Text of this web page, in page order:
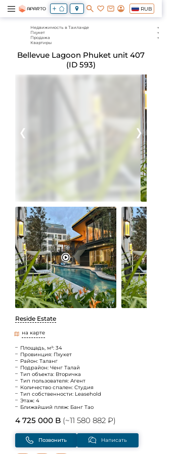
RUB
Недвижимость в Таиланде
Пхукет
Продажа
Квартиры
Bellevue Lagoon Phuket unit 407
(ID 593)
Reside Estate
на карте
Площадь, м²: 34
Провинция: Пхукет
Район: Таланг
Подрайон: Ченг Талай
Тип объекта: Вторичка
Тип пользователя: Агент
Количество спален: Студия
Тип собственности: Leasehold
Этаж: 4
Ближайший пляж: Банг Тао
4 725 000 B (~11 580 882 ₽)
Позвонить Написать